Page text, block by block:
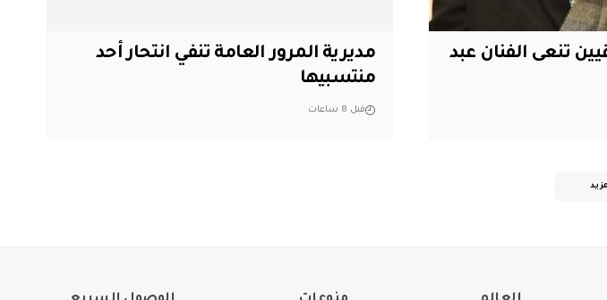
تنعى الفنان عبد
مديرية المرور العامة تنفي انتحار أحد
منتسبيها
قبل 8 ساعات